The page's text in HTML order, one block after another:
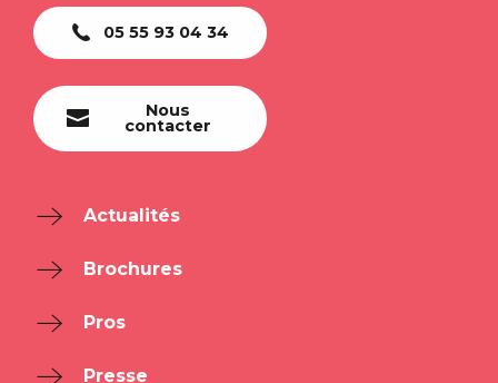
05 55 93 04 34
Nous
contacter
Actualités
Brochures
Pros
Presse